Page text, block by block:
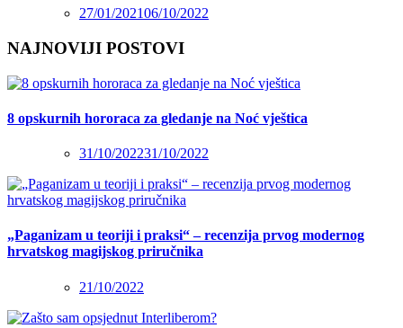
27/01/202106/10/2022
NAJNOVIJI POSTOVI
8 opskurnih hororaca za gledanje na Noć vještica
31/10/202231/10/2022
„Paganizam u teoriji i praksi“ – recenzija prvog modernog
hrvatskog magijskog priručnika
21/10/2022